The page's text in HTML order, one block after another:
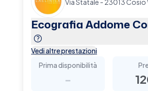
Via Statale - 23013 Cosio
Ecografia Addome
Vedi altre prestazioni
Prima disponibilità
-